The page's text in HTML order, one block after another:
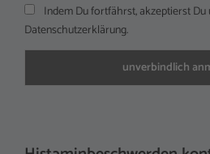
Indem Du fortfährst, akzeptierst Du
Datenschutzerklärung.